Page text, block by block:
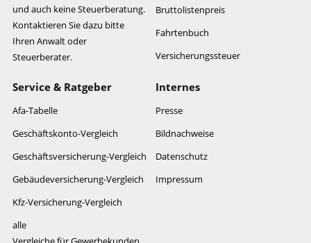
und auch keine Steuerberatung.
Kontaktieren Sie dazu bitte
Ihren Anwalt oder
Steuerberater.
Bruttolistenpreis
Fahrtenbuch
Versicherungssteuer
Service & Ratgeber
Afa-Tabelle
Geschäftskonto-Vergleich
Geschäftsversicherung-Vergleich
Gebäudeversicherung-Vergleich
Kfz-Versicherung-Vergleich
alle
Internes
Presse
Bildnachweise
Datenschutz
Impressum